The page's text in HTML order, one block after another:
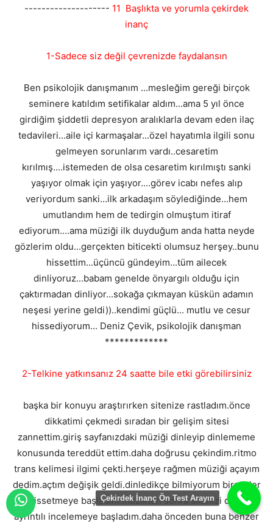
-------------------- 11 Başlıkta ve yorumla çekirdek
inanç
1-Sadece siz değil çevrenizde faydalansın
Ben psikolojik danışmanım ...mesleğim gereği birçok
seminere katıldım setifikalar aldım...ama 5 yıl önce
girdiğim şiddetli depresyon aralıklarla devam eden ilaç
tedavileri...aile içi karmaşalar...özel hayatımla ilgili sonu
gelmeyen sorunlarım vardı..cesaretim
kırılmış....istemeden de olsa cesaretim kırılmıştı sanki
yaşıyor olmak için yaşıyor....görev icabı nefes alıp
veriyordum sanki...ilk arkadaşım söylediğinde...hem
umutlandım hem de tedirgin olmuştum itiraf
ediyorum....ama müziği ilk duyduğum anda hatta neyde
gözlerim oldu...gerçekten biticekti olumsuz herşey..bunu
hissettim...üçüncü gündeyim...tüm ailecek
dinliyoruz...babam genelde önyargılı olduğu için
çaktırmadan dinliyor...sokağa çıkmayan küskün adamın
neşesi yerine geldi))..kendimi güçlü... mutlu ve cesur
hissediyorum... Deniz Çevik, psikolojik danışman
*************
2-Telkine yatkınsanız 24 saatte bile etki görebilirsiniz
başka bir konuyu araştırırken sitenize rastladım.önce
dikkatimi çekmedi sıradan bir gelişim sitesi
zannettim.giriş sayfanızdaki müziği dinleyip dinlememe
konusunda tereddüt ettim.daha doğrusu çekindim.ritmo
trans kelimesi ilgimi çekti.herşeye rağmen müziği açayım
dedim.açtım değişik geldi.dinledikçe bilmiyorum birşeyler
hissetmeye başladım.müzikten sonra sitenizi daha
ayrıntılı incelemeye başladım.daha önceden buna benzer
Çekirdek İnanç Ön Test Arayın